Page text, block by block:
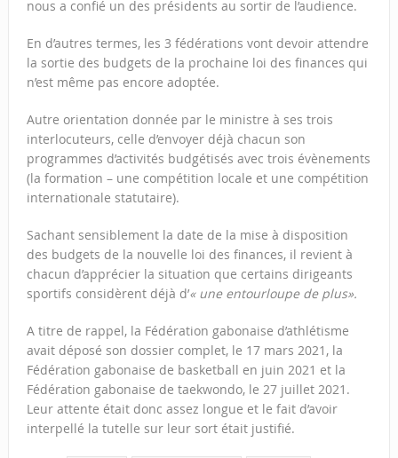
nous a confié un des présidents au sortir de l’audience.
En d’autres termes, les 3 fédérations vont devoir attendre
la sortie des budgets de la prochaine loi des finances qui
n’est même pas encore adoptée.
Autre orientation donnée par le ministre à ses trois
interlocuteurs, celle d’envoyer déjà chacun son
programmes d’activités budgétisés avec trois évènements
(la formation – une compétition locale et une compétition
internationale statutaire).
Sachant sensiblement la date de la mise à disposition
des budgets de la nouvelle loi des finances, il revient à
chacun d’apprécier la situation que certains dirigeants
sportifs considèrent déjà d’« une entourloupe de plus».
A titre de rappel, la Fédération gabonaise d’athlétisme
avait déposé son dossier complet, le 17 mars 2021, la
Fédération gabonaise de basketball en juin 2021 et la
Fédération gabonaise de taekwondo, le 27 juillet 2021.
Leur attente était donc assez longue et le fait d’avoir
interpellé la tutelle sur leur sort était justifié.